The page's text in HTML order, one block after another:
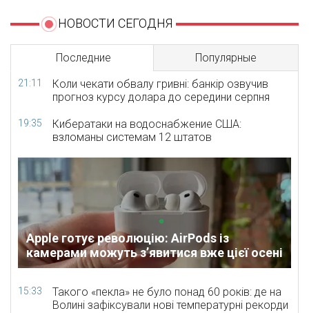
НОВОСТИ СЕГОДНЯ
Последние Популярные
21:11
Коли чекати обвалу гривні: банкір озвучив
прогноз курсу долара до середини серпня
19:35
Кибератаки на водоснабжение США:
взломаны системам 12 штатов
Apple готує революцію: AirPods із
камерами можуть з’явитися вже цієї осені
15:33
Такого «пекла» не було понад 60 років: де на
Волині зафіксували нові температурні рекорди